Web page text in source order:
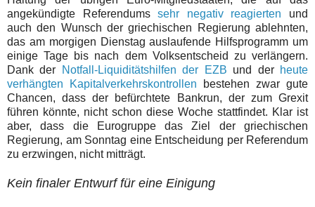
angekündigte Referendumssehr negativ reagierten und
auch den Wunsch der griechischen Regierung ablehnten,
das am morgigen Dienstag auslaufende Hilfsprogramm um
einige Tage bis nach dem Volksentscheid zu verlängern.
Dank der
Notfall-Liquiditätshilfen der EZB und der heute
verhängten Kapitalverkehrskontrollen bestehen zwar gute
Chancen, dass der befürchtete Bankrun, der zum Grexit
führen könnte, nicht schon diese Woche stattfindet. Klar ist
aber, dass die Eurogruppe das Ziel der griechischen
Regierung, am Sonntag eine Entscheidung per Referendum
zu erzwingen, nicht mitträgt.
Kein finaler Entwurf für eine Einigung